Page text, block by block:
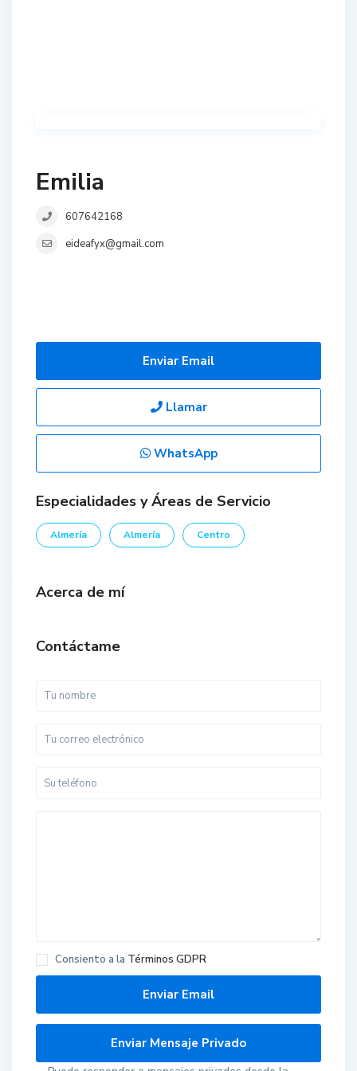
Emilia
607642168
eideafyx@gmail.com
Enviar Email
Llamar
WhatsApp
Especialidades y Áreas de Servicio
Almería Almería Centro
Acerca de mí
Contáctame
Consiento a la Términos GDPR